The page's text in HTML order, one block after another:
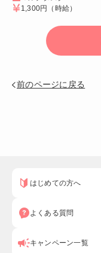
1,300円 （時給）
前のページに戻る
はじめての方へ
よくある質問
キャンペーン一覧